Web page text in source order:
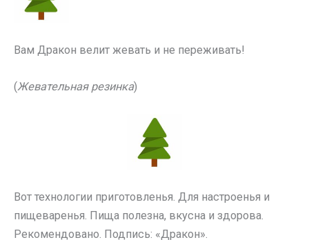
Вам Дракон велит жевать и не переживать!
(Жевательная резинка)
Вот технологии приготовленья. Для настроенья и
пищеваренья. Пища полезна, вкусна и здорова.
Рекомендовано. Подпись: «Дракон».